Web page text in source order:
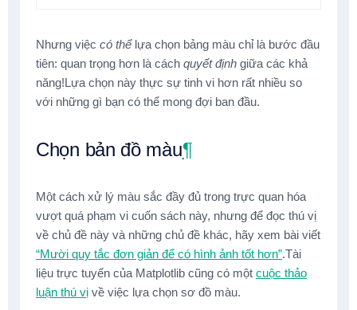
Nhưng việc có thểlựa chọn bảng màu chỉ là bước đầu
tiên: quan trọng hơn là cách quyết định giữa các khả
năng!Lựa chọn này thực sự tinh vi hơn rất nhiều so
với những gì bạn có thể mong đợi ban đầu.
Chọn bản đồ màu¶
Một cách xử lý màu sắc đầy đủ trong trực quan hóa
vượt quá phạm vi cuốn sách này, nhưng để đọc thú vị
về chủ đề này và những chủ đề khác, hãy xem bài viết
“Mười quy tắc đơn giản để có hình ảnh tốt hơn”.Tài
liệu trực tuyến của Matplotlib cũng có một cuộc thảo
luận thú vị về việc lựa chọn sơ đồ màu.